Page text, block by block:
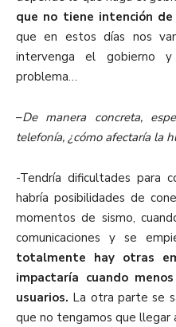
que no tiene intención
que en estos días nos
intervenga el gobierno
problema…
–De manera concreta,
telefonía, ¿cómo afectaría la
-Tendría dificultades para
habría posibilidades de
momentos de sismo,
comunicaciones y se
totalmente hay otras
impactaría cuando
usuarios. La otra parte se
que no tengamos que llegar